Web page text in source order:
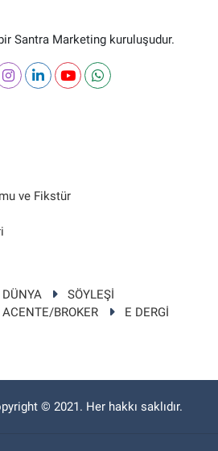
Santra Marketing kuruluşudur.
ve Fikstür
DÜNYA
SÖYLEŞİ
ACENTE/BROKER
E DERGİ
© 2021. Her hakkı saklıdır.